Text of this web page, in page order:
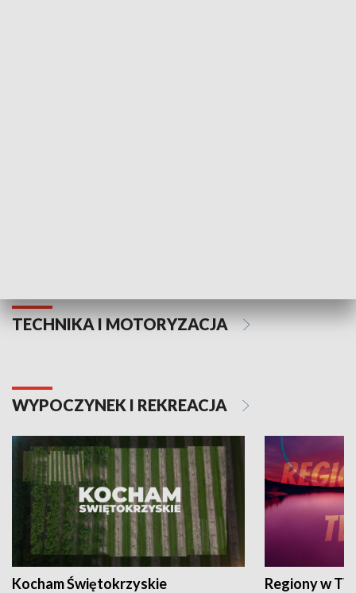
TECHNIKA I MOTORYZACJA
WYPOCZYNEK I REKREACJA
Kocham Świętokrzyskie Regiony w